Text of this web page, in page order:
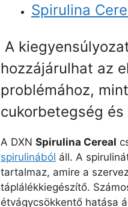
Spirulina
A
hozzájárulhat az
problémához,
cukorbetegség és
A DXN Spirulina Cereal
spirulinából áll. A
tartalmaz, amire a
táplálékkiegészítő.
étvágycsökkentő hatása